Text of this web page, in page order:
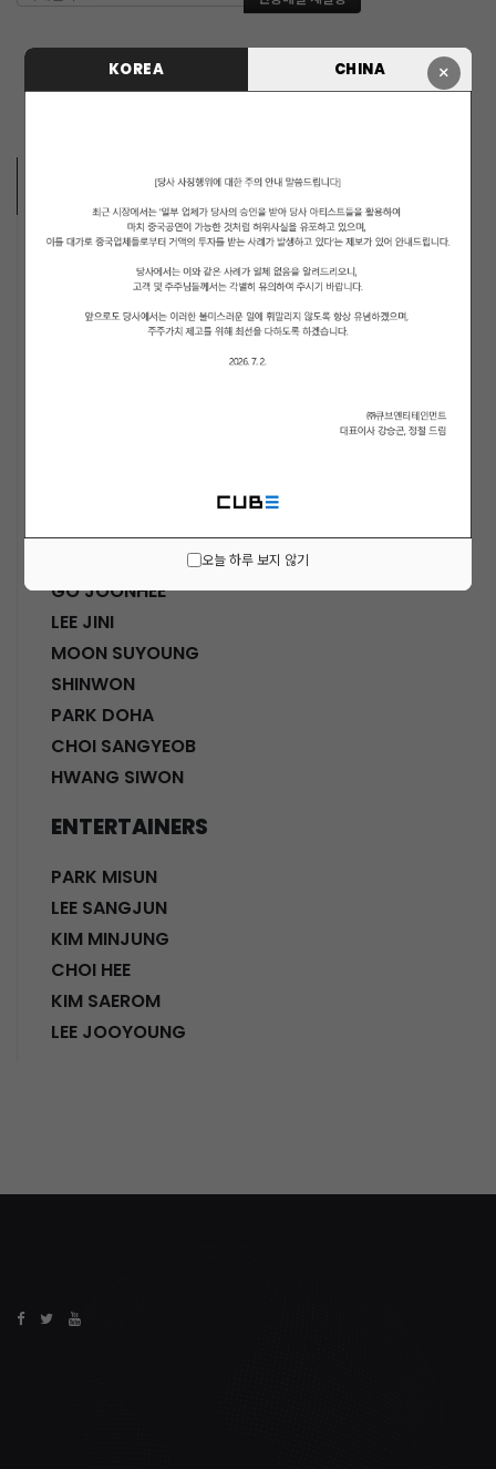
×
KOREA CHINA
오늘 하루 보지 않기
MUSICIANS
PENTAGON
i-dle (아이들)
HWANG SHINHYE
GO JOONHEE
LEE JINI
MOON SUYOUNG
SHINWON
PARK DOHA
CHOI SANGYEOB
HWANG SIWON
ENTERTAINERS
PARK MISUN
LEE SANGJUN
KIM MINJUNG
CHOI HEE
KIM SAEROM
LEE JOOYOUNG